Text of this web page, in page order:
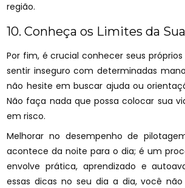
região.
10. Conheça os Limites da
Por fim, é crucial conhecer seus
sentir inseguro com determinadas
não hesite em buscar ajuda ou
Não faça nada que possa colocar sua
em risco.
Melhorar no desempenho de
acontece da noite para o dia; é um
envolve prática, aprendizado e
essas dicas no seu dia a dia, você